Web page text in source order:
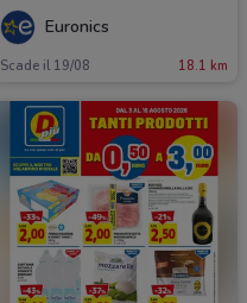
Euronics
Scade il 19/08 18.1 km